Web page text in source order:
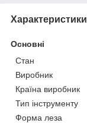
Характеристики
Основні
Стан
Виробник
Країна виробник
Тип інструменту
Форма леза